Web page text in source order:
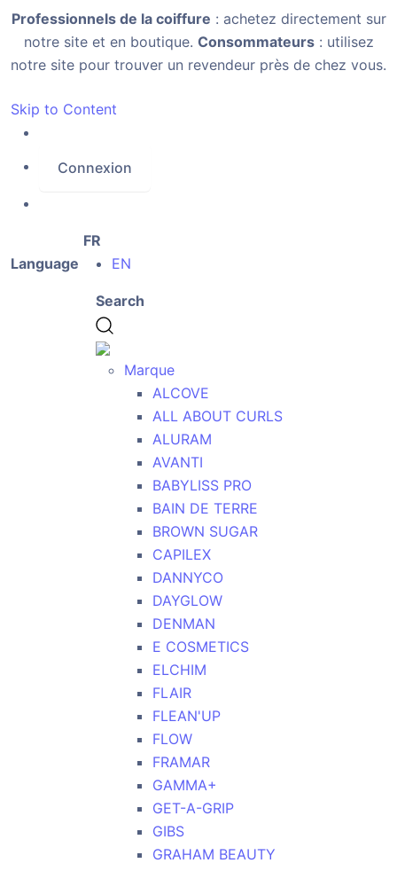
Professionnels de la coiffure : achetez directement sur
notre site et en boutique. Consommateurs: utilisez
notre site pour trouver un revendeur près de chez vous.
Skip to Content
Connexion
Language
FR
EN
Search
Marque
ALCOVE
ALL ABOUT CURLS
ALURAM
AVANTI
BABYLISS PRO
BAIN DE TERRE
BROWN SUGAR
CAPILEX
DANNYCO
DAYGLOW
DENMAN
E COSMETICS
ELCHIM
FLAIR
FLEAN'UP
FLOW
FRAMAR
GAMMA+
GET-A-GRIP
GIBS
GRAHAM BEAUTY